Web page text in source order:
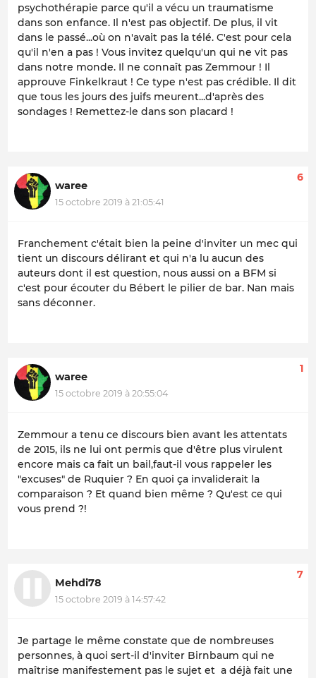
psychothérapie parce qu'il a vécu un traumatisme
dans son enfance. Il n'est pas objectif. De plus, il vit
dans le passé...où on n'avait pas la télé. C'est pour cela
qu'il n'en a pas ! Vous invitez quelqu'un qui ne vit pas
dans notre monde. Il ne connaît pas Zemmour ! Il
approuve Finkelkraut ! Ce type n'est pas crédible. Il dit
que tous les jours des juifs meurent...d'après des
sondages ! Remettez-le dans son placard !
waree
15 octobre 2019 à 21:05:41
6
Franchement c'était bien la peine d'inviter un mec qui
tient un discours délirant et qui n'a lu aucun des
auteurs dont il est question, nous aussi on a BFM si
c'est pour écouter du Bébert le pilier de bar. Nan mais
sans déconner.
waree
15 octobre 2019 à 20:55:04
1
Zemmour a tenu ce discours bien avant les attentats
de 2015, ils ne lui ont permis que d'être plus virulent
encore mais ca fait un bail,faut-il vous rappeler les
"excuses" de Ruquier ? En quoi ça invaliderait la
comparaison ? Et quand bien même ? Qu'est ce qui
vous prend ?!
Mehdi78
15 octobre 2019 à 14:57:42
7
Je partage le même constate que de nombreuses
personnes, à quoi sert-il d'inviter Birnbaum qui ne
maîtrise manifestement pas le sujet et a déjà fait une